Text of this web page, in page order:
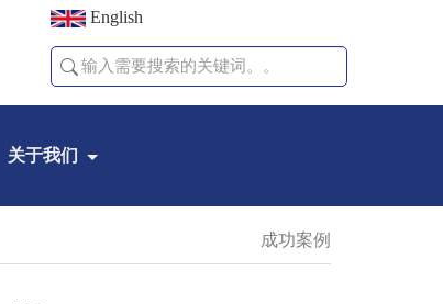
English
关于我们
成功案例